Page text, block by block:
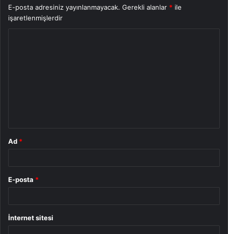
E-posta adresiniz yayınlanmayacak. Gerekli alanlar * ile
işaretlenmişlerdir
Ad *
E-posta *
İnternet sitesi